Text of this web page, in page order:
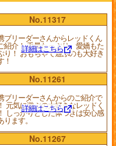
No.11317
ブリーダーさんからレッドくん
紹介！ 毛量たっぷり、愛嬌もた
り！ おもちゃで遊ぶのも大好き
！
詳細はこちら
No.11261
ブリーダーさんからのご紹介で
元気に遊ぶの大好きなレッドく
しっかりとした体つきは安心感
ります。
詳細はこちら
No.11267